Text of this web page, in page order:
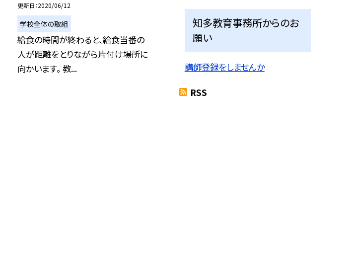
更新日 2020/06/12
学校全体の取組
給食の時間が終わると、給食当番の
人が距離をとりながら片付け場所に
向かいます。 教...
知多教育事務所からのお
願い
講師登録をしませんか
RSS